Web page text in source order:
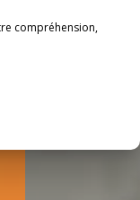
compréhension,